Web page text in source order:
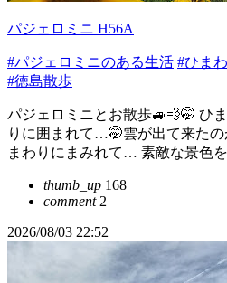
パジェロミニ H56A
#パジェロミニのある生活 #ひま
#徳島散歩
パジェロミニとお散歩🚙💨🤭 ひ
りに囲まれて…🤭雲が出て来た
まわりにまみれて… 素敵な景色
thumb_up 168
comment2
2026/08/03 22:52